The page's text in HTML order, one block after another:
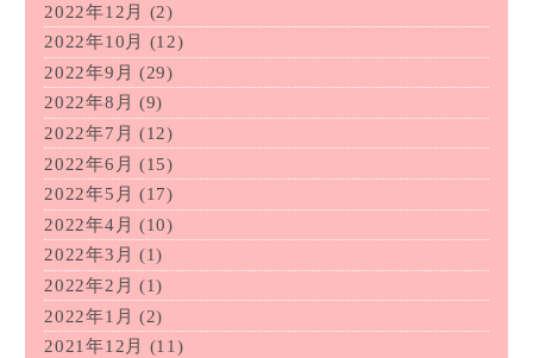
2022年12月
(2)
2022年10月
(12)
2022年9月 (29)
2022年8月 (9)
2022年7月 (12)
2022年6月 (15)
2022年5月 (17)
2022年4月 (10)
2022年3月 (1)
2022年2月 (1)
2022年1月 (2)
2021年12月
(11)